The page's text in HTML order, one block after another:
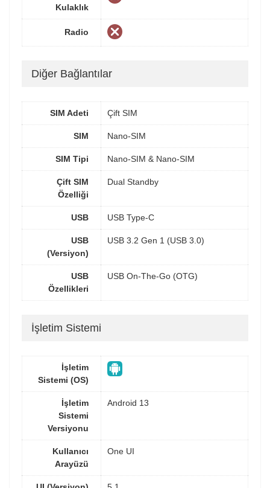
Kulaklık
Radio
Diğer Bağlantılar
SIM Adeti Çift SIM
SIM Nano-SIM
SIM Tipi Nano-SIM & Nano-SIM
Çift SIM
Özelliği
Dual Standby
USB USB Type-C
USB
(Versiyon)
USB 3.2 Gen 1 (USB 3.0)
USB
Özellikleri
USB On-The-Go (OTG)
İşletim Sistemi
İşletim
Sistemi (OS)
İşletim
Sistemi
Versiyonu
Android 13
Kullanıcı
Arayüzü
One UI